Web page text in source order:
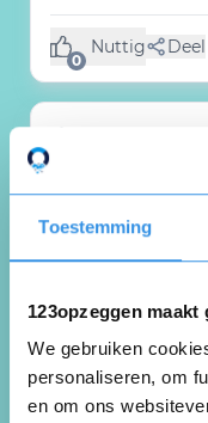
Toestemming
123opzeggen
We gebruiken
personaliseren, om
en om ons
0
Nuttig
(0 like) Deel
31 juli 2025
.
Nuttig
(0 like) Deel